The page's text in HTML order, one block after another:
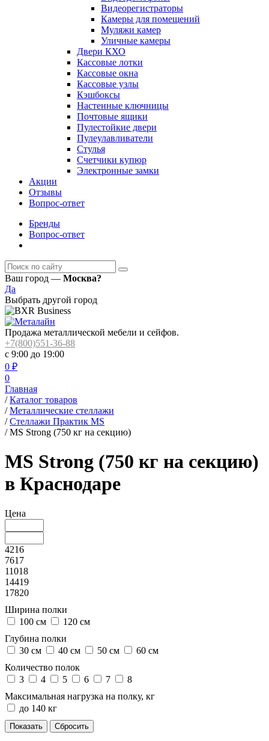
Видеорегистраторы
Камеры для помещений
Муляжи камер
Уличные камеры
Двери КХО
Кассовые лотки
Кассовые окна
Кассовые узлы
Кэшбоксы
Настенные ключницы
Почтовые ящики
Пулестойкие двери
Пулеулавливатели
Стулья
Счетчики купюр
Электронные замки
Акции
Отзывы
Вопрос-ответ
Бренды
Вопрос-ответ
Ваш город — Москва?
Да
Выбрать другой город
Продажа металлической мебели и сейфов.
+7(800)551-36-88
с 9:00 до 19:00
0 ₽
0
Главная
/ Каталог товаров
/ Металлические стеллажи
/ Стеллажи Практик MS
/ MS Strong (750 кг на секцию)
MS Strong (750 кг на секцию)
в Краснодаре
Цена
4216
7617
11018
14419
17820
Ширина полки
100 см
120 см
Глубина полки
30 см
40 см 50 см
60 см
Количество полок
3
4 5 6 7
8
Максимальная нагрузка на полку, кг
до 140 кг